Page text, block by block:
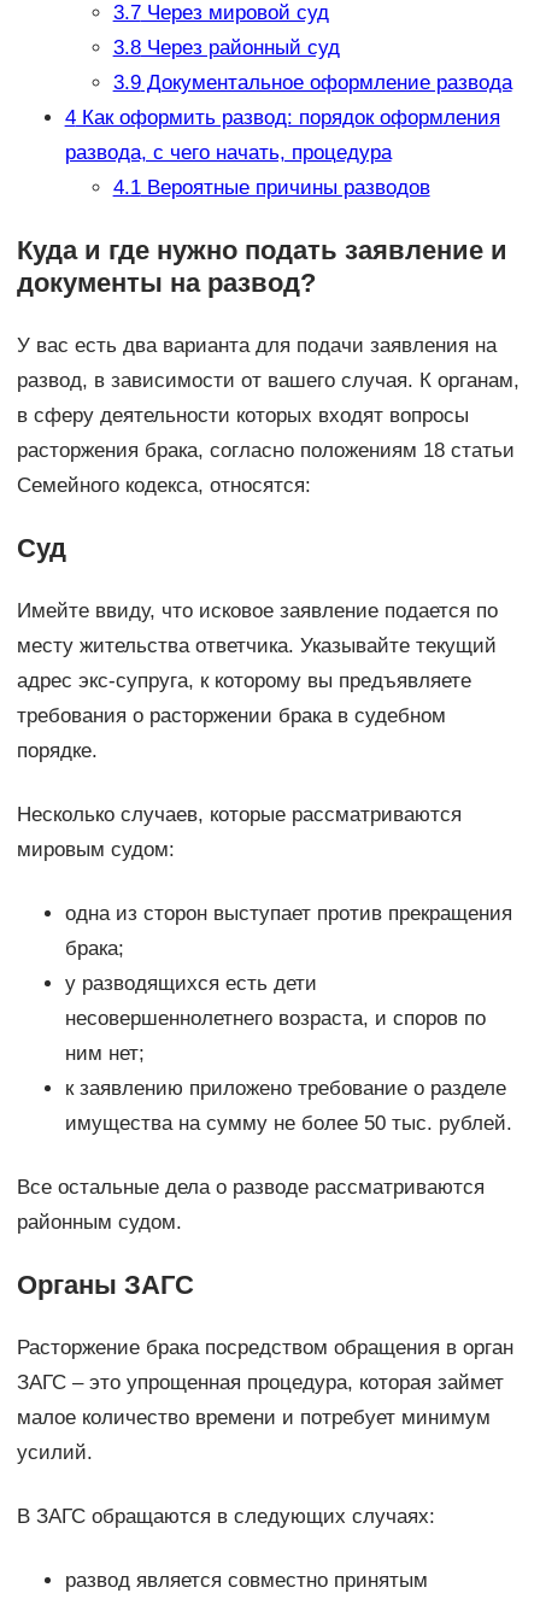
3.7Через мировой суд
3.8Через районный суд
3.9Документальное оформление развода
4Как оформить развод: порядок оформления
развода, с чего начать, процедура
4.1Вероятные причины разводов
Куда и где нужно подать заявление и
документы на развод?
У вас есть два варианта для подачи заявления на
развод, в зависимости от вашего случая. К органам,
в сферу деятельности которых входят вопросы
расторжения брака, согласно положениям 18 статьи
Семейного кодекса, относятся:
Суд
Имейте ввиду, что исковое заявление подается по
месту жительства ответчика. Указывайте текущий
адрес экс-супруга, к которому вы предъявляете
требования о расторжении брака в судебном
порядке.
Несколько случаев, которые рассматриваются
мировым судом:
одна из сторон выступает против прекращения
брака;
у разводящихся есть дети
несовершеннолетнего возраста, и споров по
ним нет;
к заявлению приложено требование о разделе
имущества на сумму не более 50 тыс. рублей.
Все остальные дела о разводе рассматриваются
районным судом.
Органы ЗАГС
Расторжение брака посредством обращения в орган
ЗАГС – это упрощенная процедура, которая займет
малое количество времени и потребует минимум
усилий.
В ЗАГС обращаются в следующих случаях:
развод является совместно принятым